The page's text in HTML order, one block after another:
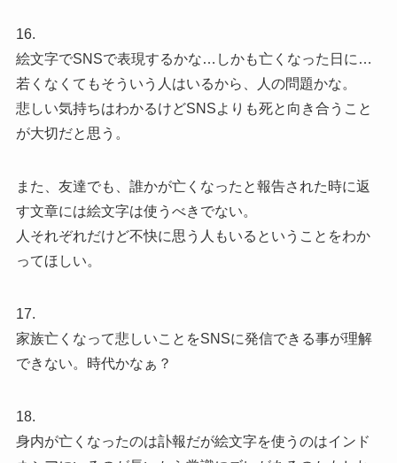
16.
絵文字でSNSで表現するかな…しかも亡くなった日に…
若くなくてもそういう人はいるから、人の問題かな。
悲しい気持ちはわかるけどSNSよりも死と向き合うこと
が大切だと思う。
また、友達でも、誰かが亡くなったと報告された時に返
す文章には絵文字は使うべきでない。
人それぞれだけど不快に思う人もいるということをわか
ってほしい。
17.
家族亡くなって悲しいことをSNSに発信できる事が理解
できない。時代かなぁ？
18.
身内が亡くなったのは訃報だが絵文字を使うのはインド